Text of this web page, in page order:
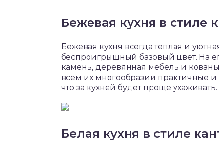
Бежевая кухня в стиле
Бежевая кухня всегда теплая и
беспроигрышный базовый цвет. На
камень, деревянная мебель и
всем их многообразии практичные
что за кухней будет проще ухаживать.
Белая кухня в стиле